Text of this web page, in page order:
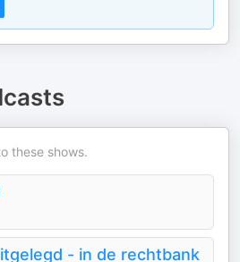
these shows.
- in de rechtbank